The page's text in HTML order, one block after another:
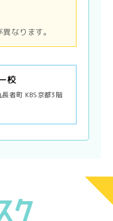
なります。
校
者町 KBS京都3階